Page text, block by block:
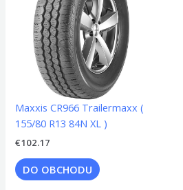
Maxxis CR966 Trailermaxx (
155/80 R13 84N XL )
€102.17
DO OBCHODU